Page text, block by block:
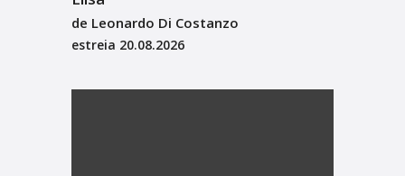
de Leonardo Di Costanzo
estreia 20.08.2026